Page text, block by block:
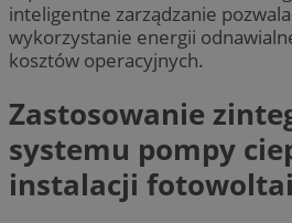
inteligentne zarządzanie
wykorzystanie energii
kosztów operacyjnych.
Zastosowanie
systemu pompy
instalacji